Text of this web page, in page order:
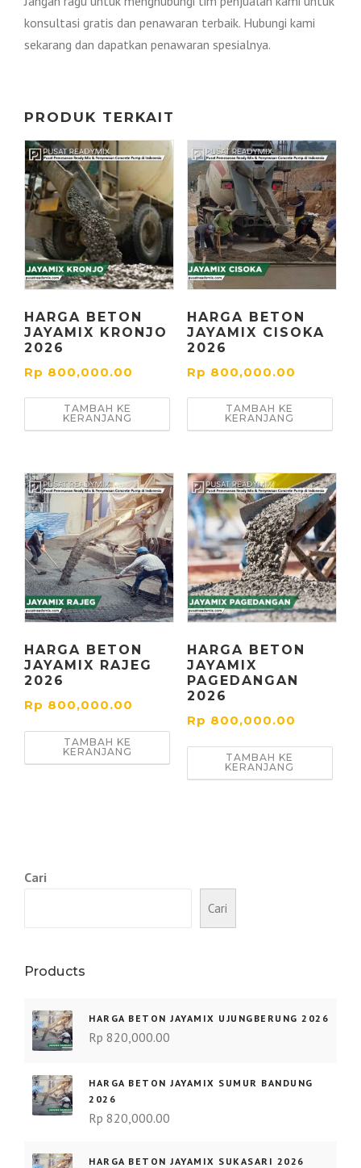
konsultasi gratis dan penawaran terbaik. Hubungi kami
sekarang dan dapatkan penawaran spesialnya.
PRODUK TERKAIT
HARGA BETON
JAYAMIX KRONJO
2026
Rp 800,000.00
TAMBAH KE
KERANJANG
HARGA BETON
JAYAMIX CISOKA
2026
Rp 800,000.00
TAMBAH KE
KERANJANG
HARGA BETON
JAYAMIX RAJEG
2026
Rp 800,000.00
TAMBAH KE
KERANJANG
HARGA BETON
JAYAMIX
PAGEDANGAN
2026
Rp 800,000.00
TAMBAH KE
KERANJANG
Cari
Cari
Products
HARGA BETON JAYAMIX UJUNGBERUNG 2026
Rp 820,000.00
HARGA BETON JAYAMIX SUMUR BANDUNG
2026
Rp 820,000.00
HARGA BETON JAYAMIX SUKASARI 2026